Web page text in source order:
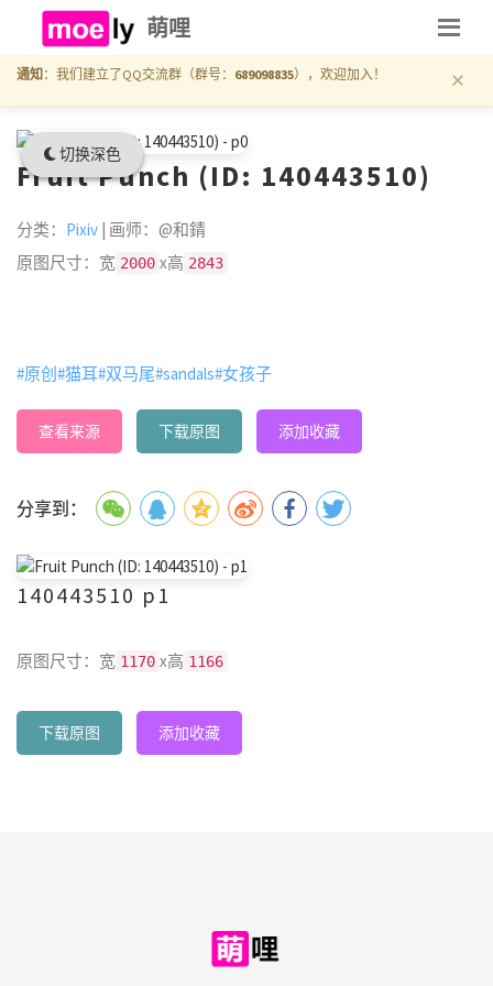
切换深色
萌哩
通知 ：我们建立了QQ交流群（群号： 689098835），欢迎加入！ ×
Fruit Punch (ID: 140443510)
分类： Pixiv | 画师：@和錆
原图尺寸：宽 2000 x高 2843
#原创 #猫耳#双马尾#sandals#女孩子
查看来源 下载原图 添加收藏
分享到：
140443510 p1
原图尺寸：宽 1170 x高 1166
下载原图 添加收藏